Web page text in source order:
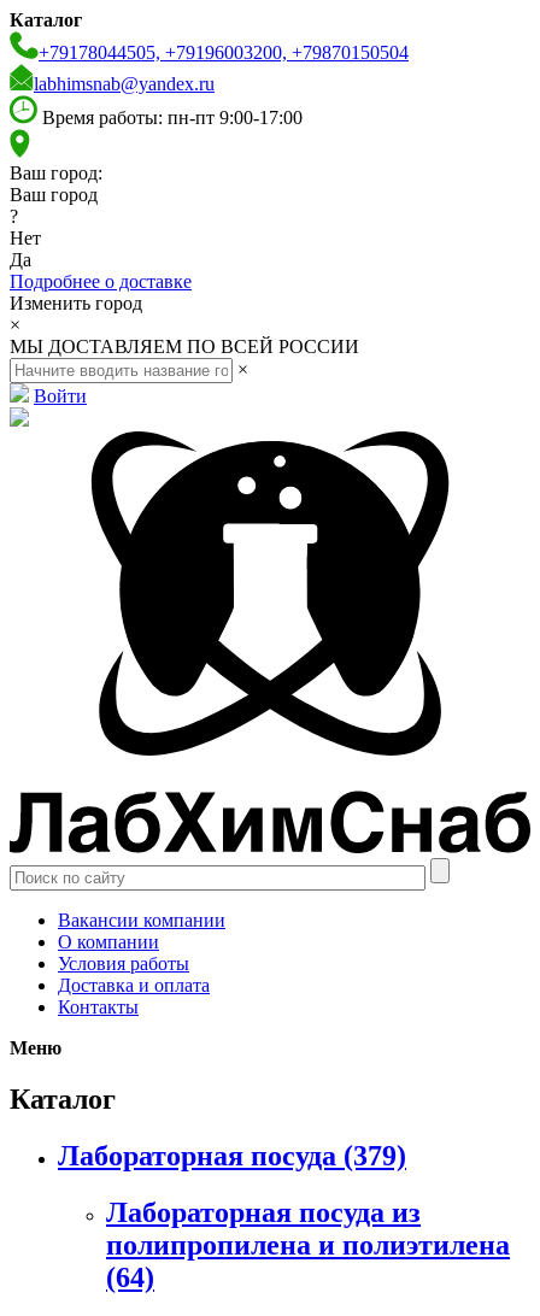
Каталог
+79178044505, +79196003200, +79870150504
labhimsnab@yandex.ru
Время работы: пн-пт 9:00-17:00
Ваш город:
Ваш город
?
Нет
Да
Подробнее о доставке
Изменить город
×
МЫ ДОСТАВЛЯЕМ ПО ВСЕЙ РОССИИ
×
Войти
Вакансии компании
О компании
Условия работы
Доставка и оплата
Контакты
Меню
Каталог
Лабораторная посуда (379)
Лабораторная посуда из
полипропилена и полиэтилена
(64)